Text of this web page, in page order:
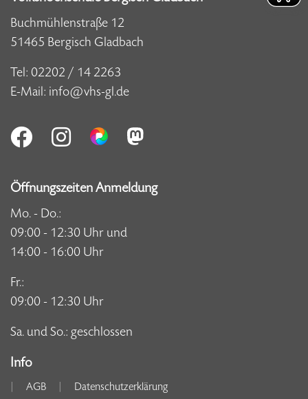
Buchmühlenstraße 12
51465 Bergisch Gladbach
Tel: 02202 / 14 2263
E-Mail: info@vhs-gl.de
Öffnungszeiten Anmeldung
Mo. - Do.:
09:00 - 12:30 Uhr und
14:00 - 16:00 Uhr
Fr.:
09:00 - 12:30 Uhr
Sa. und So.: geschlossen
Info
AGB Datenschutzerklärung